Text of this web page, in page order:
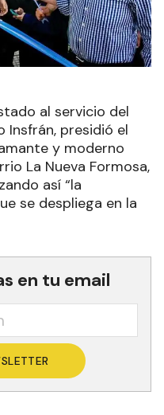
al servicio del
Insfrán, presidió el
y moderno
La Nueva Formosa,
así “la
se despliega en la
en tu email